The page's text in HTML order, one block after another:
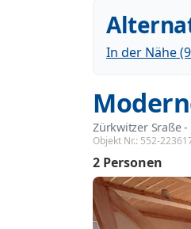
In der Nähe
Zürkwitzer Sraße -
Objekt Nr.: 552-
2 Personen